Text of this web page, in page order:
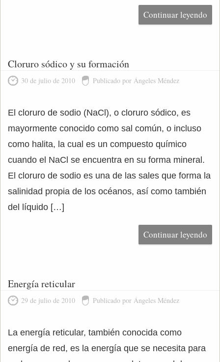
Continuar leyendo
Cloruro sódico y su formación
30 de julio de 2010 Publicado por Ángeles Méndez
El cloruro de sodio (NaCl), o cloruro sódico, es
mayormente conocido como sal común, o incluso
como halita, la cual es un compuesto químico
cuando el NaCl se encuentra en su forma mineral.
El cloruro de sodio es una de las sales que forma la
salinidad propia de los océanos, así como también
del líquido […]
Continuar leyendo
Energía reticular
29 de julio de 2010 Publicado por Ángeles Méndez
La energía reticular, también conocida como
energía de red, es la energía que se necesita para